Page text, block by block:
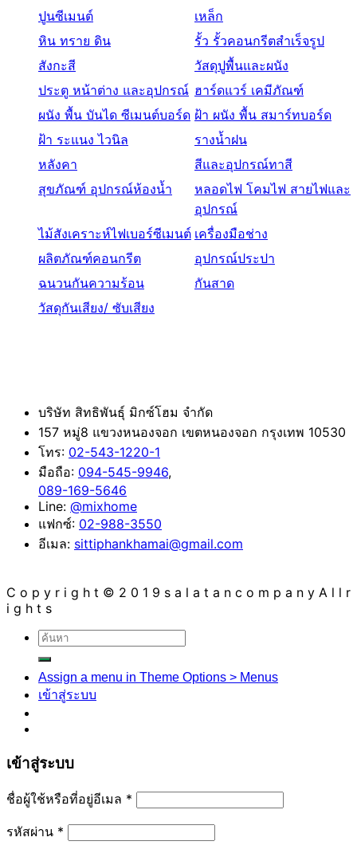
ปูนซีเมนต์
เหล็ก
หิน ทราย ดิน
รั้ว รั้วคอนกรีตสำเร็จรูป
สังกะสี
วัสดุปูพื้นและผนัง
ประตู หน้าต่าง และอุปกรณ์ ฮาร์ดแวร์ เคมีภัณฑ์
ผนัง พื้น บันได ซีเมนต์บอร์ด ฝ้า ผนัง พื้น สมาร์ทบอร์ด
ฝ้า ระแนง ไวนิล
รางน้ำฝน
หลังคา
สีและอุปกรณ์ทาสี
สุขภัณฑ์ อุปกรณ์ห้องน้ำ
หลอดไฟ โคมไฟ สายไฟและ
อุปกรณ์
ไม้สังเคราะห์ไฟเบอร์ซีเมนต์ เครื่องมือช่าง
ผลิตภัณฑ์คอนกรีต
อุปกรณ์ประปา
ฉนวนกันความร้อน
กันสาด
วัสดุกันเสียง/ ซับเสียง
บริษัท สิทธิพันธุ์ มิกซ์โฮม จำกัด
157 หมู่8 แขวงหนองจอก เขตหนองจอก กรุงเทพ 10530
โทร: 02-543-1220-1
มือถือ: 094-545-9946,
089-169-5646
Line: @mixhome
แฟกซ์: 02-988-3550
อีเมล: sittiphankhamai@gmail.com
C o p y r i g h t © 2 0 1 9 s a l a t a n c o m p a n y A l l r
i g h t s
ค้นหา:
Assign a menu in Theme Options > Menus
เข้าสู่ระบบ
เข้าสู่ระบบ
ชื่อผู้ใช้หรือที่อยู่อีเมล *
รหัสผ่าน *